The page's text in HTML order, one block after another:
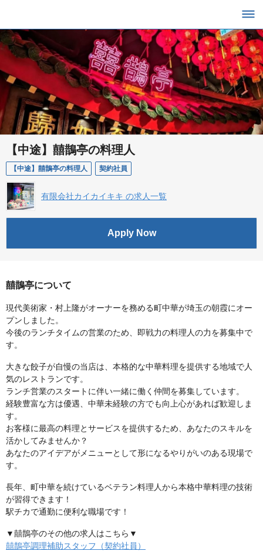
【中途】囍鵲亭の料理人
【中途】囍鵲亭の料理人 契約社員
有限会社カイカイキキ の求人一覧
Apply Now
囍鵲亭について
現代美術家・村上隆がオーナーを務める町中華が埼玉の朝霞にオー
プンしました。
今後のランチタイムの営業のため、即戦力の料理人の力を募集中で
す。
大きな餃子が自慢の当店は、本格的な中華料理を提供する地域で人
気のレストランです。
ランチ営業のスタートに伴い一緒に働く仲間を募集しています。
経験豊富な方は優遇、中華未経験の方でも向上心があれば歓迎しま
す。
お客様に最高の料理とサービスを提供するため、あなたのスキルを
活かしてみませんか？
あなたのアイデアがメニューとして形になるやりがいのある現場で
す。
長年、町中華を続けているベテラン料理人から本格中華料理の技術
が習得できます！
駅チカで通勤に便利な職場です！
▼囍鵲亭のその他の求人はこちら▼
囍鵲亭調理補助スタッフ（契約社員）